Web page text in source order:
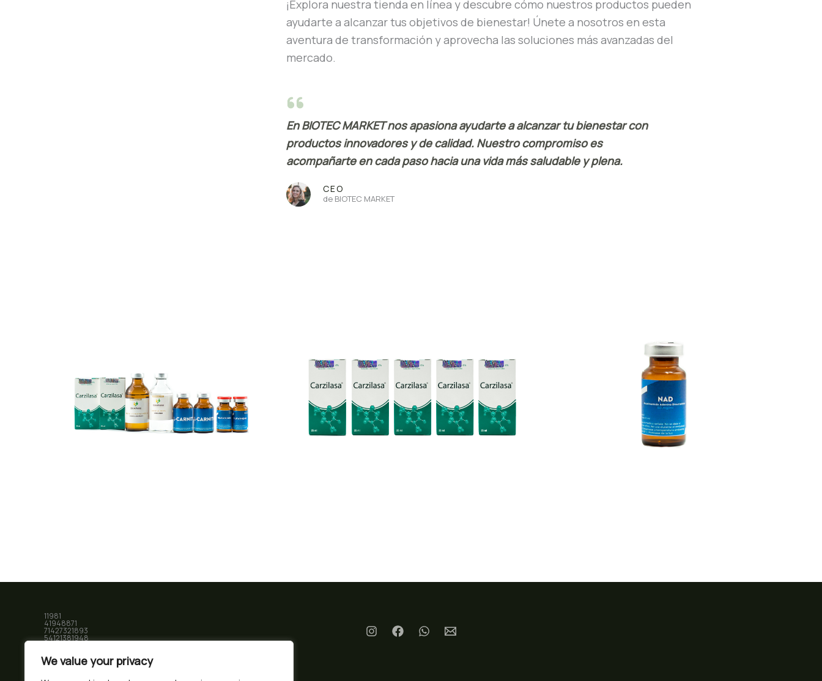
We value your privacy
¡Explora nuestra tienda en línea y descubre cómo nuestros productos pueden
ayudarte a alcanzar tus objetivos de bienestar! Únete a nosotros en esta
aventura de transformación y aprovecha las soluciones más avanzadas del
mercado.
En BIOTEC MARKET nos apasiona ayudarte a alcanzar tu bienestar con
productos innovadores y de calidad. Nuestro compromiso es
acompañarte en cada paso hacia una vida más saludable y plena.
CEO
de BIOTEC MARKET
11981
41948871
71427321893
54121381948
519 7418